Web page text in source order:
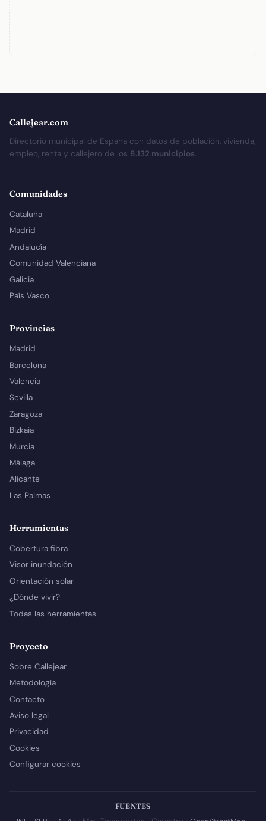
Callejear.com
Directorio municipal de España con datos de población, vivienda,
empleo, renta y callejero de los 8.132 municipios.
Comunidades
Cataluña
Madrid
Andalucía
Comunidad Valenciana
Galicia
País Vasco
Provincias
Madrid
Barcelona
Valencia
Sevilla
Zaragoza
Bizkaia
Murcia
Málaga
Alicante
Las Palmas
Herramientas
Cobertura fibra
Visor inundación
Orientación solar
¿Dónde vivir?
Todas las herramientas
Proyecto
Sobre Callejear
Metodología
Contacto
Aviso legal
Privacidad
Cookies
Configurar cookies
FUENTES